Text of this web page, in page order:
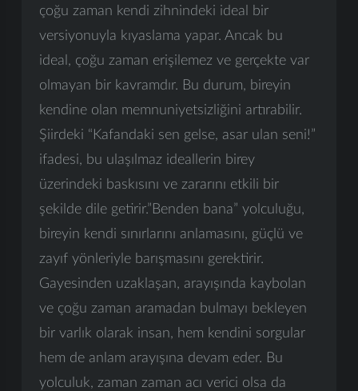
çoğu zaman kendi zihnindeki ideal bir
versiyonuyla kıyaslama yapar. Ancak bu
ideal, çoğu zaman erişilemez ve gerçekte var
olmayan bir kavramdır. Bu durum, bireyin
kendine olan memnuniyetsizliğini artırabilir.
Şiirdeki “Kafandaki sen gelse, asar ulan seni!”
ifadesi, bu ulaşılmaz ideallerin birey
üzerindeki baskısını ve zararını etkili bir
şekilde dile getirir.”Benden bana” yolculuğu,
bireyin kendi sınırlarını anlamasını, güçlü ve
zayıf yönleriyle barışmasını gerektirir.
Gayesinden uzaklaşan, arayışında kaybolan
ve çoğu zaman aramadan bulmayı bekleyen
bir varlık olarak insan, hem kendini sorgular
hem de anlam arayışına devam eder. Bu
yolculuk, zaman zaman acı verici olsa da